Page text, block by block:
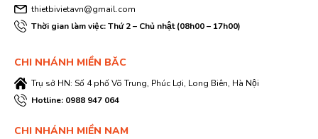
thietbivietavn@gmail.com
Thời gian làm việc: Thứ 2 – Chủ nhật (08h00 – 17h00)
CHI NHÁNH MIỀN BĂC
Trụ sở HN: Số 4 phố Võ Trung, Phúc Lợi, Long Biên, Hà Nội
Hotline: 0988 947 064
CHI NHÁNH MIỀN NAM